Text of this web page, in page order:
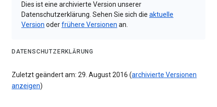
Dies ist eine archivierte Version unserer
Datenschutzerklärung. Sehen Sie sich die aktuelle
Version oderfrühere Versionen an.
DATENSCHUTZERKLÄRUNG
Zuletzt geändert am: 29. August 2016 (archivierte Versionen
anzeigen)